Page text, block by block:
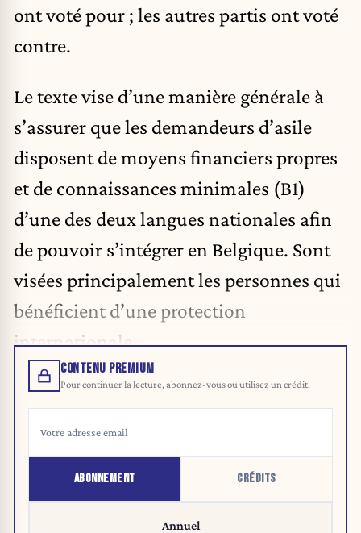
ont voté pour ; les autres partis ont voté
contre.
Le texte vise d’une manière générale à
s’assurer que les demandeurs d’asile
disposent de moyens financiers propres
et de connaissances minimales (B1)
d’une des deux langues nationales afin
de pouvoir s’intégrer en Belgique. Sont
visées principalement les personnes qui
bénéficient d’une protection
internationale.
CONTENU PREMIUM
Pour continuer la lecture, abonnez-vous ou utilisez un crédit.
ABONNEMENT CRÉDITS
Annuel